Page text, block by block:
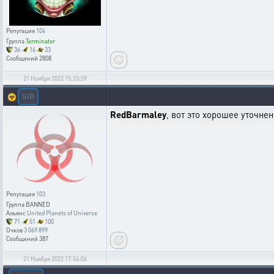
Репутация 104
ГруппаTerminator
36
16
33
Сообщений 2808
21 Ноября 2022 15:33:59
☣️ GID
Репутация 103
Группа BANNED
Альянс United Planets of Universe
71
51
100
Очков3 069 899
Сообщений 387
RedBarmaley, вот это хорошее
21 Ноября 2022 17:54:06